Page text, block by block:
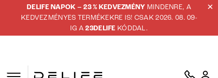
DELIFE NAPOK – 23 % KEDVEZMÉNY MINDENRE, A
KEDVEZMÉNYES TERMÉKEKRE IS! CSAK 2026. 08. 09-
IG A23DELIFE KÓDDAL.